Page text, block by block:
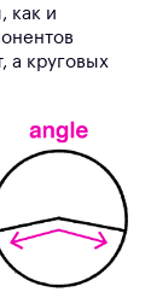
как и
а круговых